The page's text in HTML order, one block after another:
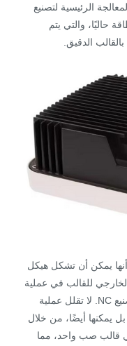
الرئيسية لتصنيع
حاليًا، والتي يتم
الدقيق.
يمكن أن تشكل هيكل
للقالب في عملية
صب واحدة، وهي أقل تكلفة بكثير من تصنيع NC. لا تقلل عملية
يمكنها أيضًا، من خلال
قالب صب واحد، مما